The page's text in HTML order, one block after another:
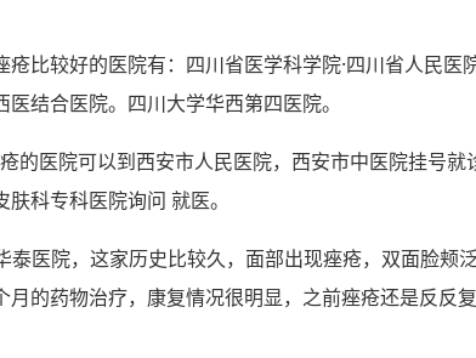
疮比较好的医院有：四川省医学科学院·四川省人民医
结合医院。四川大学华西第四医院。
的医院可以到西安市人民医院，西安市中医院挂号
科专科医院询问 就医。
泰医院，这家历史比较久，面部出现痤疮，双面脸颊
月的药物治疗，康复情况很明显，之前痤疮还是反反